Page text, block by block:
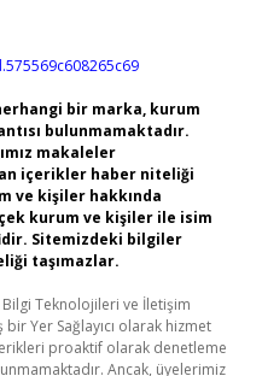
bir marka, kurum
bulunmamaktadır.
makaleler
içerikler haber niteliği
ve kişiler hakkında
kurum ve kişiler ile isim
Sitemizdeki bilgiler
taşımazlar.
Bilgi Teknolojileri ve İletişim
Yer Sağlayıcı olarak hizmet
proaktif olarak denetleme
Ancak, üyelerimiz